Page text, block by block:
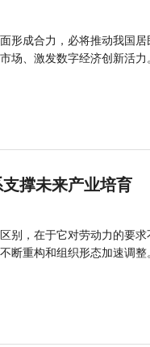
形成合力，必将推动我国
场、激发数字经济创新活力
撑未来产业培育
别，在于它对劳动力的要
断重构和组织形态加速调整